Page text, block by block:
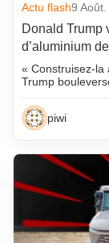
Actu flash9
Donald Trump
d’aluminium
« Construisez-la
Trump
piwi